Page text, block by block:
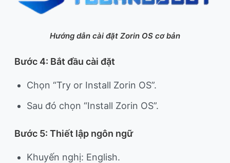
Hướng dẫn cài đặt Zorin OS cơ bản
Bước 4: Bắt đầu cài đặt
Chọn “Try or Install Zorin OS”.
Sau đó chọn “Install Zorin OS”.
Bước 5: Thiết lập ngôn ngữ
Khuyến nghị: English.